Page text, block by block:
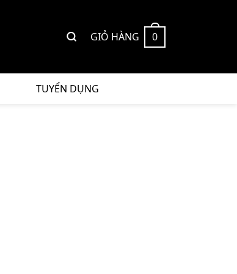
GIỎ HÀNG 0
TUYỂN DỤNG